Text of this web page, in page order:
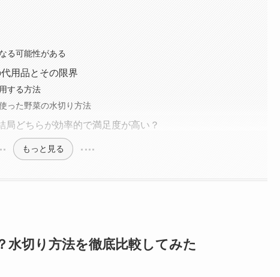
る可能性がある
用品とその限界
する方法
った野菜の水切り方法
局どちらが効率的で満足度が高い？
もっと見る
切り方法を徹底比較してみた